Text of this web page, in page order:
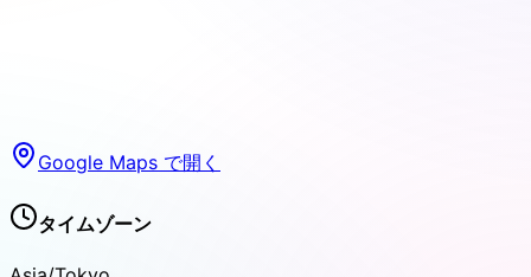
Google Maps で開く
タイムゾーン